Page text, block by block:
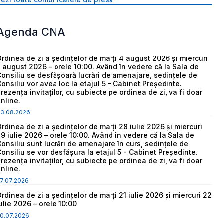
CNA
de zi a ședințelor de marți 4 august 2026 și miercuri
august 2026 – orele 10:00. Având în vedere că la Sala de
se desfășoară lucrări de amenajare, sedințele de
vor avea loc la etajul 5 - Cabinet Președinte.
invitaților, cu subiecte pe ordinea de zi, va fi doar
de zi a ședințelor de marți 28 iulie 2026 și miercuri
iulie 2026 – orele 10:00. Având în vedere că la Sala de
sunt lucrări de amenajare în curs, sedințele de
se vor desfășura la etajul 5 - Cabinet Președinte.
invitaților, cu subiecte pe ordinea de zi, va fi doar
de zi a ședințelor de marți 21 iulie 2026 și miercuri 22
2026 – orele 10:00